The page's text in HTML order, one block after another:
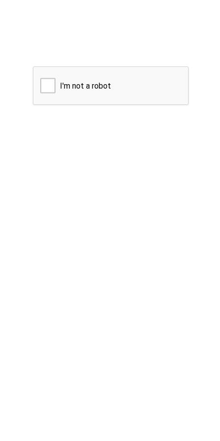
I'm not a robot